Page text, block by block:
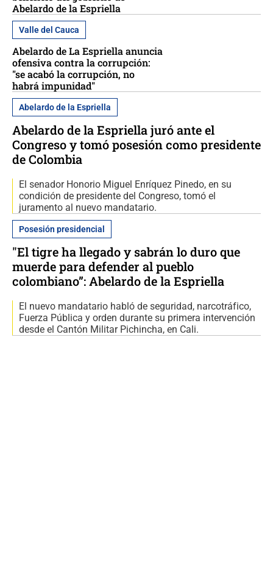
Abelardo de la Espriella
Valle del Cauca
Abelardo de La Espriella anuncia
ofensiva contra la corrupción:
"se acabó la corrupción, no
habrá impunidad"
Abelardo de la Espriella
Abelardo de la Espriella juró ante el
Congreso y tomó posesión como presidente
de Colombia
El senador Honorio Miguel Enríquez Pinedo, en su
condición de presidente del Congreso, tomó el
juramento al nuevo mandatario.
Posesión presidencial
"El tigre ha llegado y sabrán lo duro que
muerde para defender al pueblo
colombiano”: Abelardo de la Espriella
El nuevo mandatario habló de seguridad, narcotráfico,
Fuerza Pública y orden durante su primera intervención
desde el Cantón Militar Pichincha, en Cali.